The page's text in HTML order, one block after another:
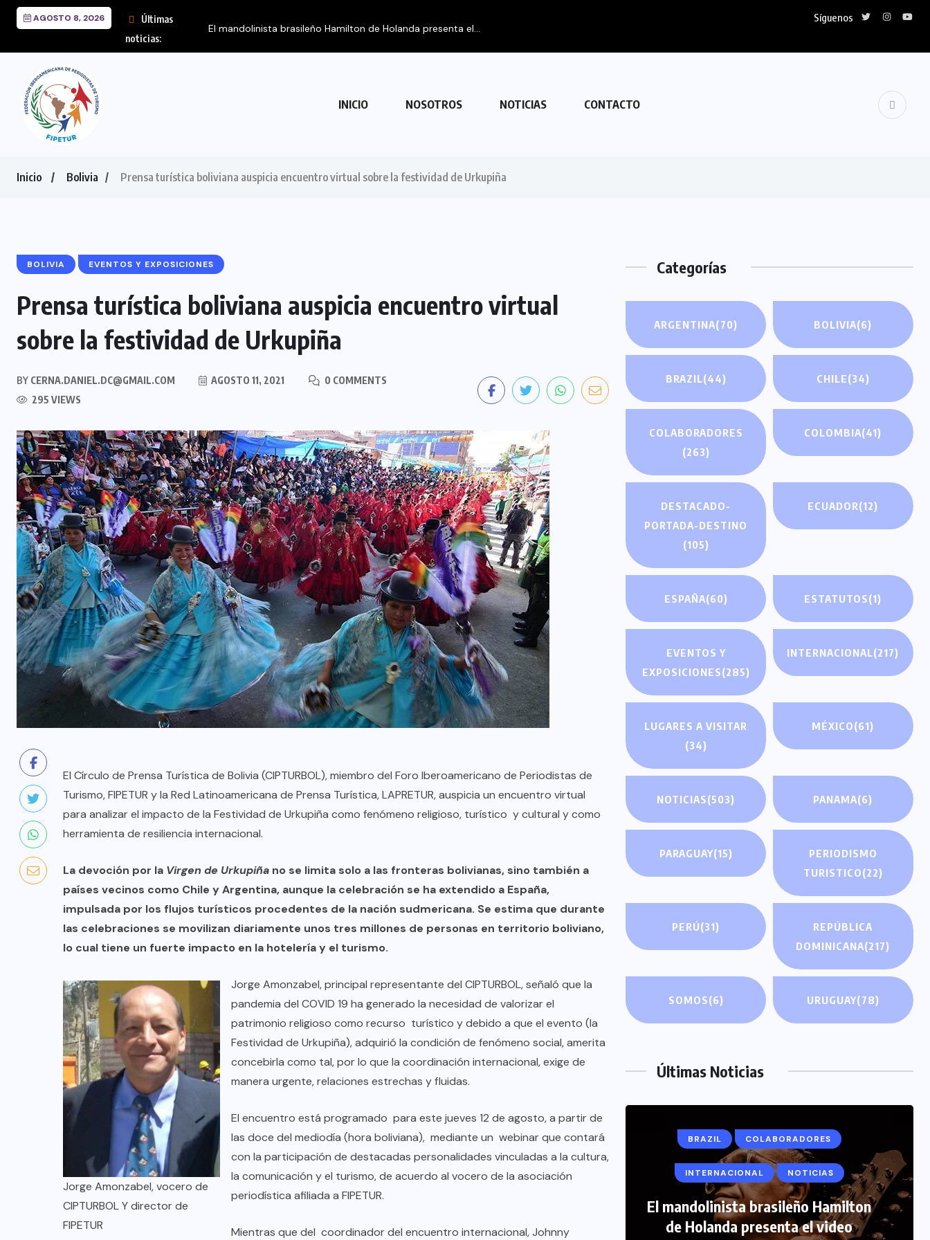
AGOSTO 8, 2026
Últimas
noticias:
El mandolinista brasileño Hamilton de Holanda presenta el...
Síguenos
INICIO NOSOTROS NOTICIAS CONTACTO
Inicio Bolivia Prensa turística boliviana auspicia encuentro virtual sobre la festividad de Urkupiña
BOLIVIA EVENTOS Y EXPOSICIONES
Prensa turística boliviana auspicia encuentro virtual
sobre la festividad de Urkupiña
BY CERNA.DANIEL.DC@GMAIL.COM AGOSTO 11, 2021
0 COMMENTS
295 VIEWS
El Círculo de Prensa Turística de Bolivia (CIPTURBOL), miembro del Foro Iberoamericano de Periodistas de
Turismo, FIPETUR y la Red Latinoamericana de Prensa Turística, LAPRETUR, auspicia un encuentro virtual
para analizar el impacto de la Festividad de Urkupiña como fenómeno religioso, turístico y cultural y como
herramienta de resiliencia internacional.
La devoción por la Virgen de Urkupiña no se limita solo a las fronteras bolivianas, sino también a
países vecinos como Chile y Argentina, aunque la celebración se ha extendido a España,
impulsada por los flujos turísticos procedentes de la nación sudmericana. Se estima que durante
las celebraciones se movilizan diariamente unos tres millones de personas en territorio boliviano,
lo cual tiene un fuerte impacto en la hotelería y el turismo.
Jorge Amonzabel, vocero de
CIPTURBOL Y director de
FIPETUR
Jorge Amonzabel, principal representante del CIPTURBOL, señaló que la
pandemia del COVID 19 ha generado la necesidad de valorizar el
patrimonio religioso como recurso turístico y debido a que el evento (la
Festividad de Urkupiña), adquirió la condición de fenómeno social, amerita
concebirla como tal, por lo que la coordinación internacional, exige de
manera urgente, relaciones estrechas y fluidas.
El encuentro está programado para este jueves 12 de agosto, a partir de
las doce del mediodía (hora boliviana), mediante un webinar que contará
con la participación de destacadas personalidades vinculadas a la cultura,
la comunicación y el turismo, de acuerdo al vocero de la asociación
periodística afiliada a FIPETUR.
Mientras que del coordinador del encuentro internacional, Johnny
Categorías
ARGENTINA(70) BOLIVIA(6)
BRAZIL(44) CHILE(34)
COLABORADORES
(263)
COLOMBIA(41)
DESTACADO-
PORTADA-DESTINO
(105)
ECUADOR(12)
ESPAÑA(60) ESTATUTOS(1)
EVENTOS Y
EXPOSICIONES(285)
INTERNACIONAL(217)
LUGARES A VISITAR
(34)
MÉXICO(61)
NOTICIAS(503) PANAMA(6)
PARAGUAY(15)
PERIODISMO
TURISTICO(22)
PERÚ(31)
REPÚBLICA
DOMINICANA(217)
SOMOS(6) URUGUAY(78)
Últimas Noticias
COLABORADORES MÉXICO
NOTICIAS
EL FIN DEL MILAGRO BOHEMIO:
BRAZIL COLABORADORES
INTERNACIONAL NOTICIAS
de Holanda presenta el video
COLABORADORES INTERNACIONAL
NOTICIAS PERIODISMO TURISTICO